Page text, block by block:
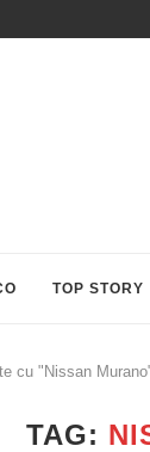
TOP STORY
cu "Nissan
TAG: